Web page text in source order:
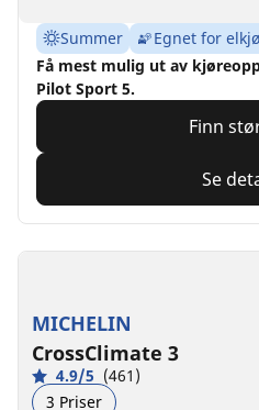
Summer Egnet for
Få mest mulig ut av
Pilot Sport 5.
Finn
Se
MICHELIN
CrossClimate 3
4.9/5 (461)
3 Priser